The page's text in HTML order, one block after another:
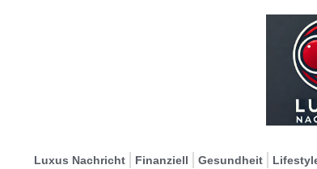
Luxus Nachricht Finanziell Gesundheit